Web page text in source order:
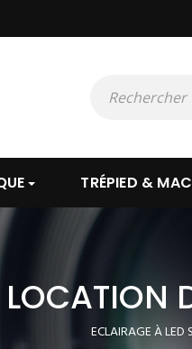
TRÉPIED &
LOCATION
ECLAIRAGE À